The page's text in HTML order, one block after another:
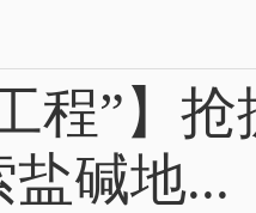
程”】
盐碱地...